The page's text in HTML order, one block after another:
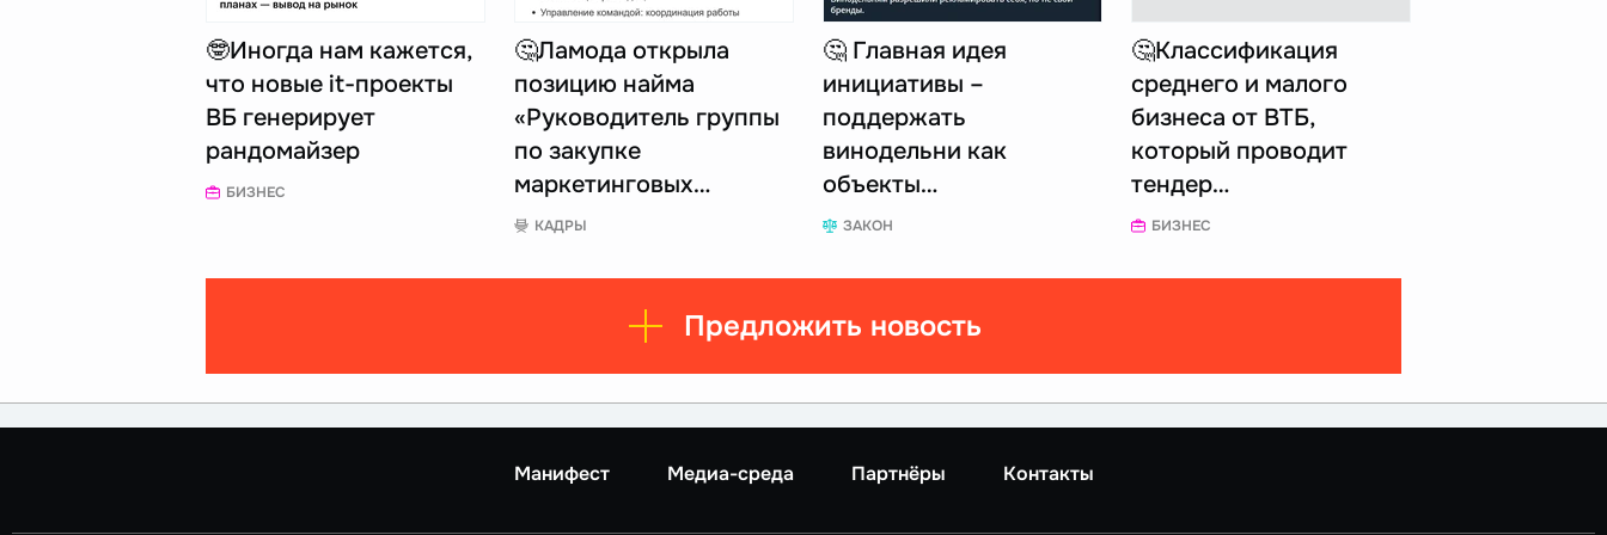
🤓Иногда нам кажется,
что новые it-проекты
ВБ генерирует
рандомайзер
БИЗНЕС
🤔Ламода открыла
позицию найма
«Руководитель группы
по закупке
маркетинговых…
КАДРЫ
🤔 Главная идея
инициативы –
поддержать
винодельни как
объекты…
ЗАКОН
🤔Классификация
среднего и малого
бизнеса от ВТБ,
который проводит
тендер…
БИЗНЕС
Предложить новость
Манифест Медиа-среда Партнёры Контакты